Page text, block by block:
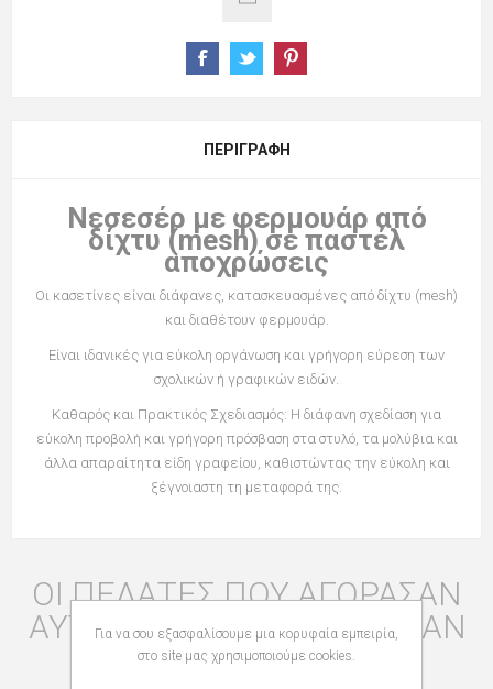
ΠΕΡΙΓΡΑΦΉ
Νεσεσέρ με φερμουάρ από
δίχτυ (mesh) σε παστέλ
αποχρώσεις
Οι κασετίνες είναι διάφανες, κατασκευασμένες από δίχτυ (mesh)
και διαθέτουν φερμουάρ.
Είναι ιδανικές για εύκολη οργάνωση και γρήγορη εύρεση των
σχολικών ή γραφικών ειδών.
Καθαρός και Πρακτικός Σχεδιασμός: Η διάφανη σχεδίαση για
εύκολη προβολή και γρήγορη πρόσβαση στα στυλό, τα μολύβια και
άλλα απαραίτητα είδη γραφείου, καθιστώντας την εύκολη και
ξέγνοιαστη τη μεταφορά της.
ΟΙ ΠΕΛΆΤΕΣ ΠΟΥ ΑΓΌΡΑΣΑΝ
ΑΥΤΌ ΤΟ ΠΡΟΪΌΝ ΑΓΌΡΑΣΑΝ
ΕΠΊΣΗΣ
Για να σου εξασφαλίσουμε μια κορυφαία εμπειρία,
στο site μας χρησιμοποιούμε cookies.